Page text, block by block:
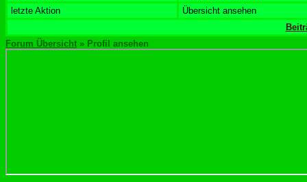
letzte Aktion
Übersicht ansehen
Forum Übersicht » Profil ansehen